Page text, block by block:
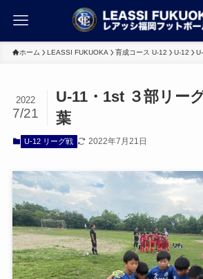
ホーム LEASSI FUKUOKA 育成コース U-12 U-12
U-11・1st ３部リー
葉
2022
7/21
U-12 リーグ戦 2022年7月21日